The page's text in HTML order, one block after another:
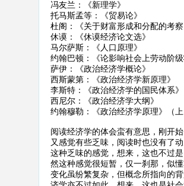
冯友兰：《新理学》
托马斯孟等：《贸易论》
杜阁：《关于财富形成和分配的考
休谟：《休谟经济论文选》
马尔萨斯：《人口原理》
约翰巴顿：《论影响社会上劳动阶
萨伊：《政治经济学概论》
西斯蒙第：《政治经济学新原理》
李斯特：《政治经济学的国民体系》
西尼尔：《政治经济学大纲》
约翰穆勒：《政治经济学原理》（
阅读经济学的体会蛮有意思，刚开
又感觉有些乏味，阅读时也没有了
这种乏味的感觉，想来，这也不过
然这种感觉很短暂，仅一刹那，似
变化虽纷繁复杂，但概念所指向的